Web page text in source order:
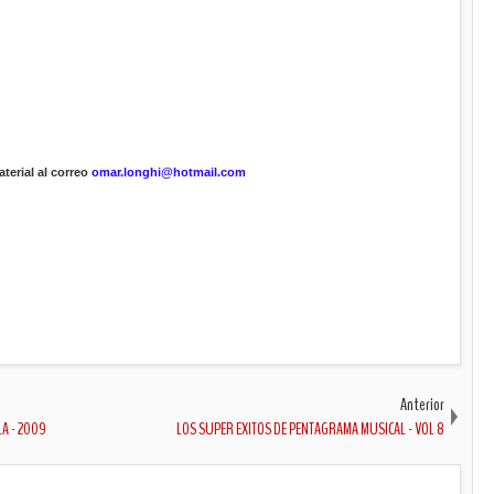
al correo omar.longhi@hotmail.com
- 2009
Anterior
LOS SUPER EXITOS DE PENTAGRAMA MUSICAL - VOL 8